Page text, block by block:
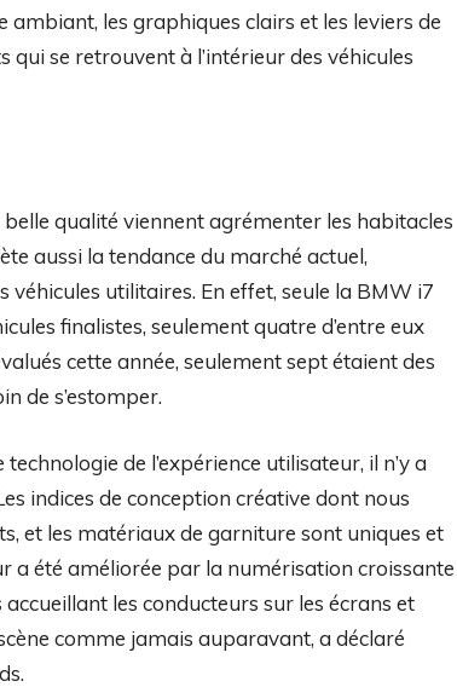
ambiant, les graphiques clairs et les leviers de
se retrouvent à l’intérieur des véhicules
qualité viennent agrémenter les habitacles
aussi la tendance du marché actuel,
utilitaires. En effet, seule la BMW i7
finalistes, seulement quatre d’entre eux
cette année, seulement sept étaient des
de s’estomper.
de l’expérience utilisateur, il n’y a
indices de conception créative dont nous
et les matériaux de garniture sont uniques et
a été améliorée par la numérisation croissante
les conducteurs sur les écrans et
comme jamais auparavant, a déclaré